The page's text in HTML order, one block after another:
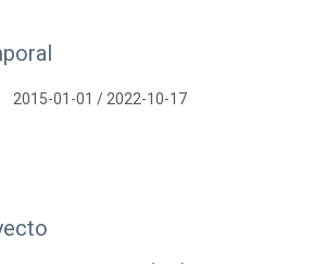
2015-01-01 / 2022-10-17